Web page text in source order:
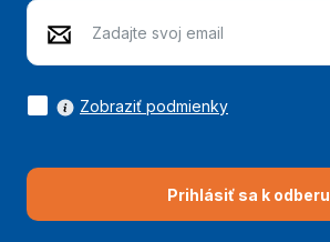
Prihlásiť sa k odberu
Zobraziť podmienky